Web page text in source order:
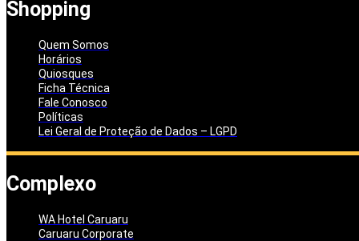
Shopping
Quem Somos
Horários
Quiosques
Ficha Técnica
Fale Conosco
Políticas
Lei Geral de Proteção de Dados – LGPD
Complexo
WA Hotel Caruaru
Caruaru Corporate